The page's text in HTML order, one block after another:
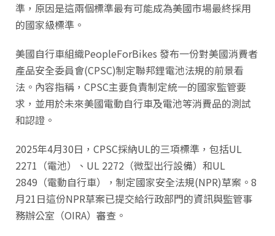
準，原因是這兩個標準最有可能成為美國市場最終採用
的國家級標準。
美國自行車組織PeopleForBikes 發布一份對美國消費者
產品安全委員會(CPSC)制定聯邦鋰電池法規的前景看
法。內容指稱，CPSC主要負責制定統一的國家監管要
求，並用於未來美國電動自行車及電池等消費品的測試
和認證。
2025年4月30日，CPSC採納UL的三項標準，包括UL
2271（電池）、UL 2272（微型出行設備）和UL
2849（電動自行車），制定國家安全法規(NPR)草案。8
月21日這份NPR草案已提交給行政部門的資訊與監管事
務辦公室（OIRA）審查。